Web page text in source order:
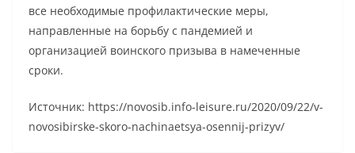
все необходимые профилактические меры,
направленные на борьбу с пандемией и
организацией воинского призыва в намеченные
сроки.
Источник: https://novosib.info-leisure.ru/2020/09/22/v-
novosibirske-skoro-nachinaetsya-osennij-prizyv/